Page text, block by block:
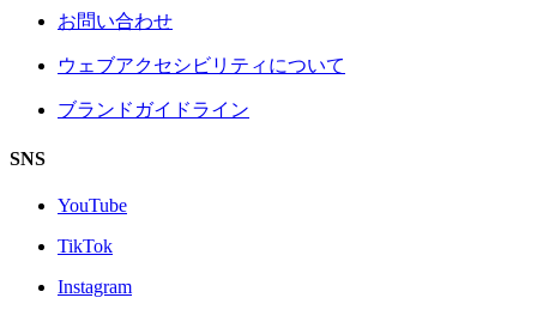
お問い合わせ
ウェブアクセシビリティについて
ブランドガイドライン
SNS
YouTube
TikTok
Instagram